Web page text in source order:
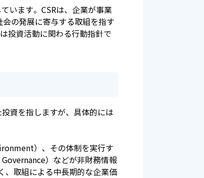
います。CSRは、企業が事業
の発展に寄与する取組を指す
投資活動に関わる行動指針で
資を指しますが、具体的には
）、その体制を実行す
）などが非財務情報
、取組による中長期的な企業価